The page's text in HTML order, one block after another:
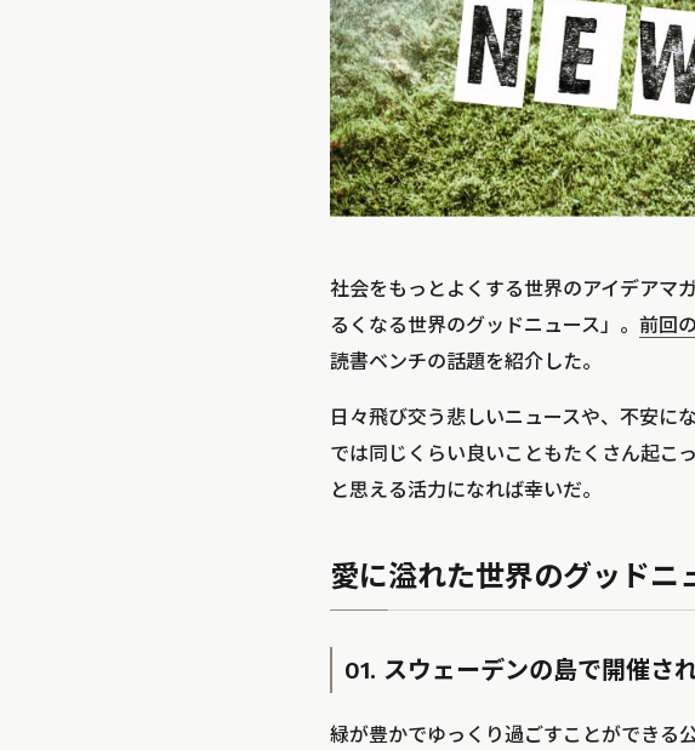
社会をもっとよくする世界のアイデアマ
るくなる世界のグッドニュース」。 前回
読書ベンチの話題を紹介した。
日々飛び交う悲しいニュースや、不安に
では同じくらい良いこともたくさん起こ
と思える活力になれば幸いだ。
愛に溢れた世界のグッドニ
01. スウェーデンの島で開催さ
緑が豊かでゆっくり過ごすことができる